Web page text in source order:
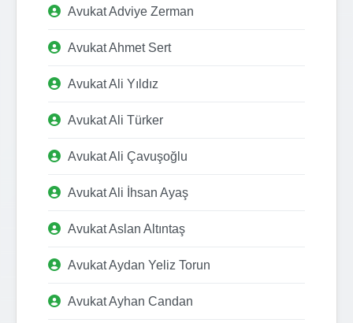
Avukat Adviye Zerman
Avukat Ahmet Sert
Avukat Ali Yıldız
Avukat Ali Türker
Avukat Ali Çavuşoğlu
Avukat Ali İhsan Ayaş
Avukat Aslan Altıntaş
Avukat Aydan Yeliz Torun
Avukat Ayhan Candan